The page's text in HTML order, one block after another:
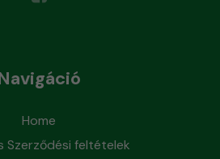
Home
Szerződési feltételek